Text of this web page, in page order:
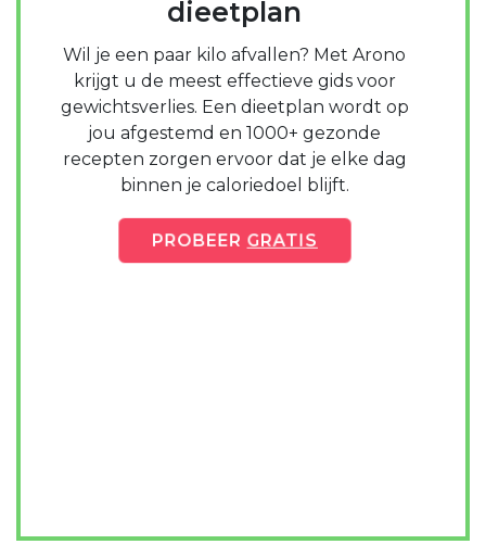
dieetplan
Wil je een paar kilo afvallen? Met Arono
krijgt u de meest effectieve gids voor
gewichtsverlies. Een dieetplan wordt op
jou afgestemd en 1000+ gezonde
recepten zorgen ervoor dat je elke dag
binnen je caloriedoel blijft.
PROBEER GRATIS